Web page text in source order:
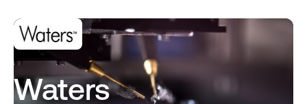
Waters